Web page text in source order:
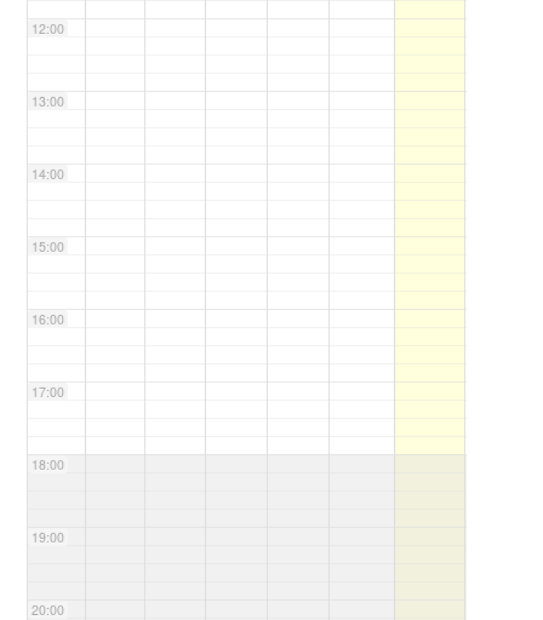
12:00
13:00
14:00
15:00
16:00
17:00
18:00
19:00
20:00